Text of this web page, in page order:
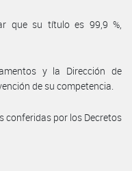
que su título es 99,9 %,
y la Dirección de
de su competencia.
conferidas por los Decretos